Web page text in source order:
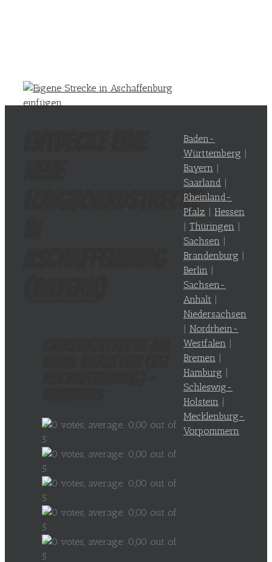
Longboardstrecke
Baden-
Württemberg |
Bayern |
Saarland |
Rheinland-
Pfalz | Hessen
|Thüringen |
Sachsen |
Brandenburg |
Berlin |
Sachsen-
Anhalt |
Niedersachsen
| Nordrhein-
Westfalen |
Bremen |
Hamburg |
Schleswig-
Holstein |
Mecklenburg-
Vorpommern